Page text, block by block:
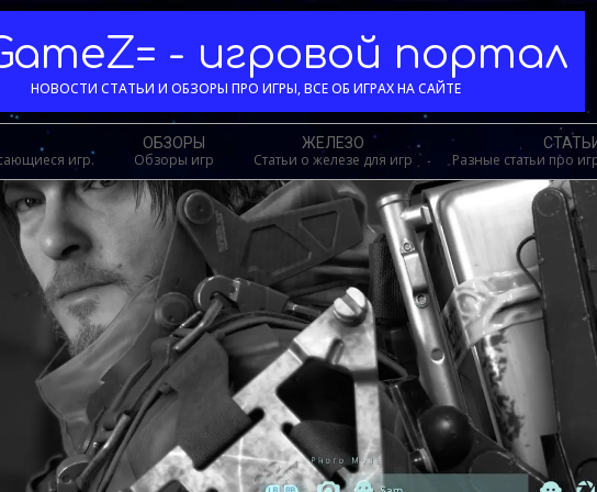
- игровой портал
НОВОСТИ СТАТЬИ И ОБЗОРЫ ПРО ИГРЫ, ВСЕ ОБ ИГРАХ НА САЙТЕ
игр.
ОБЗОРЫ
Обзоры игр
ЖЕЛЕЗО
Статьи о железе для игр Разные статьи про